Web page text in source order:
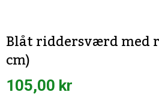
Blåt riddersværd med
cm)
105,00 kr